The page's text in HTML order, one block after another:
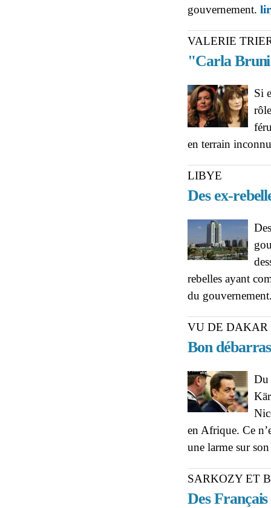
gouvernement.
VALERIE
"Carla Bruni
Si
en terrain
LIBYE
Des ex-
rebelles ayant
du
VU DE DAKAR
Bon
Du
en Afrique. Ce
une larme sur
SARKOZY ET
Des